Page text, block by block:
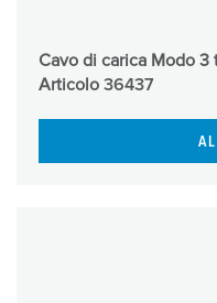
Cavo di carica Modo
Articolo 36437